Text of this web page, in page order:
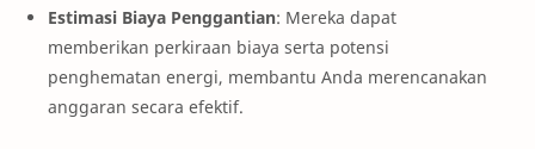
Estimasi Biaya Penggantian: Mereka dapat
memberikan perkiraan biaya serta potensi
penghematan energi, membantu Anda merencanakan
anggaran secara efektif.